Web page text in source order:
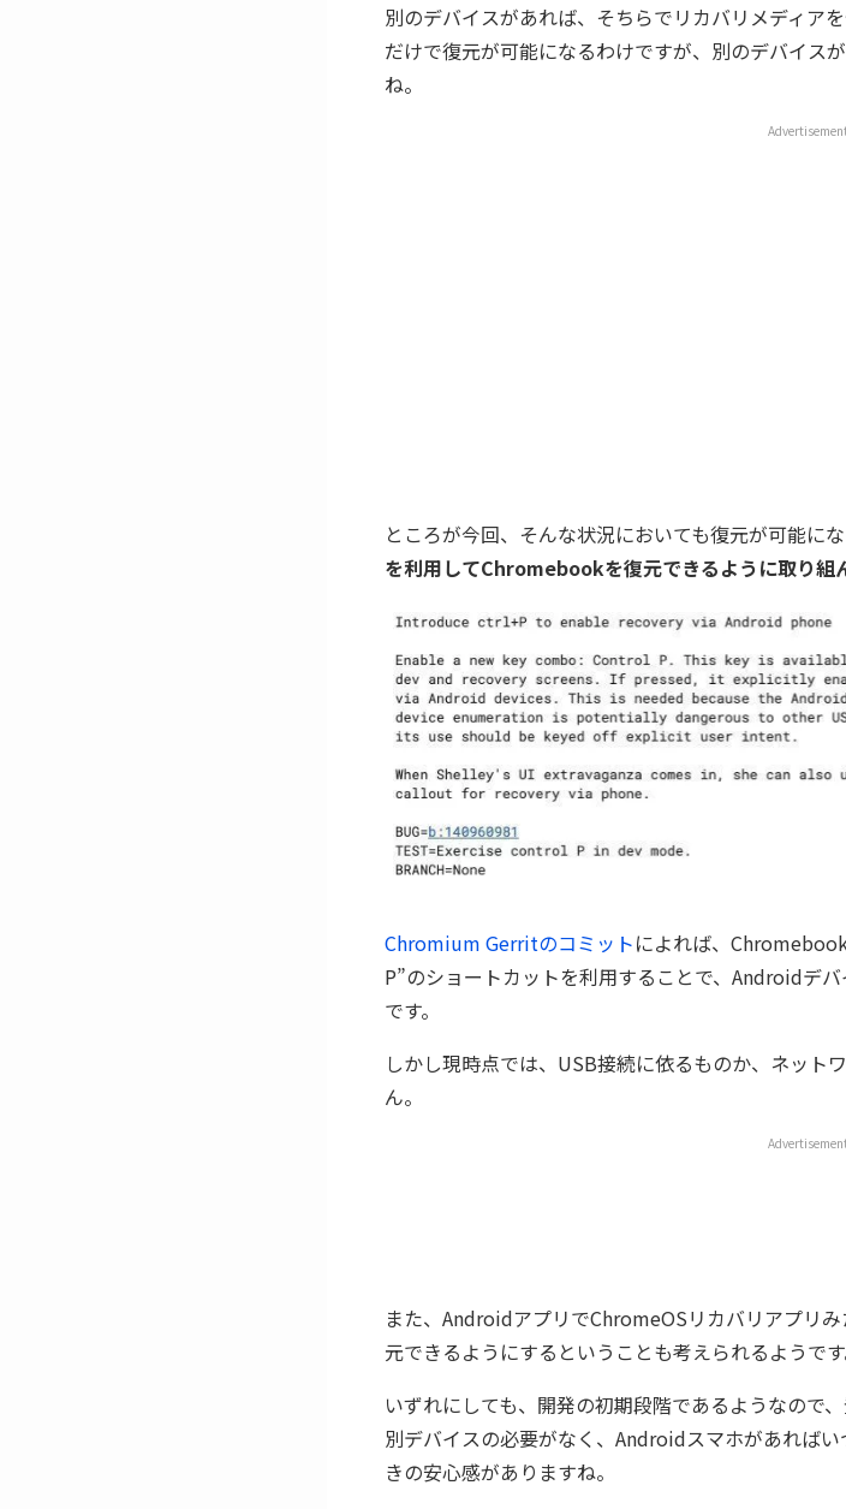
別のデバイスがあれば、そちらでリカバリメディア
だけで復元が可能になるわけですが、別のデバイス
ね。
ところが今回、そんな状況においても復元が可能にな
を利用してChromebookを復元できるように取り組
Chromium Gerritのコミットによれば、
P”のショートカットを利用することで、Androidデ
です。
しかし現時点では、USB接続に依るものか、ネット
ん。
また、AndroidアプリでChromeOSリカバリアプリ
元できるようにするということも考えられるようです
いずれにしても、開発の初期段階であるようなので
別デバイスの必要がなく、Androidスマホがあれば
きの安心感がありますね。